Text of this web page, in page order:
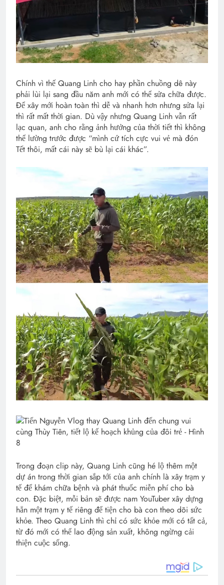
Chính vì thế Quang Linh cho hay phần chuồng dê này
phải lùi lại sang đầu năm anh mới có thể sửa chữa được.
Để xây mới hoàn toàn thì dễ và nhanh hơn nhưng sửa lại
thì rất mất thời gian. Dù vậy nhưng Quang Linh vẫn rất
lạc quan, anh cho rằng ảnh hưởng của thời tiết thì không
thể lường trước được “mình cứ tích cực vui vẻ mà đón
Tết thôi, mất cái này sẽ bù lại cái khác”.
Trong đoạn clip này, Quang Linh cũng hé lộ thêm một
dự án trong thời gian sắp tới của anh chính là xây trạm y
tế để khám chữa bệnh và phát thuốc miễn phí cho bà
con. Đặc biệt, mỗi bản sẽ được nam YouTuber xây dựng
hẳn một trạm y tế riêng để tiện cho bà con theo dõi sức
khỏe. Theo Quang Linh thì chỉ có sức khỏe mới có tất cả,
từ đó mới có thể lao động sản xuất, không ngừng cải
thiện cuộc sống.